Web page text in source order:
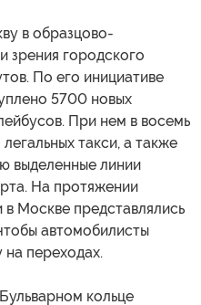
в образцово-
зрения городского
По его инициативе
5700 новых
При нем в восемь
такси, а также
выделенные линии
На протяжении
Москве представлялись
автомобилисты
переходах.
кольце